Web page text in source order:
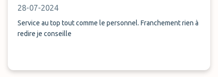
28-07-2024
Service au top tout comme le personnel. Franchement rien à
redire je conseille